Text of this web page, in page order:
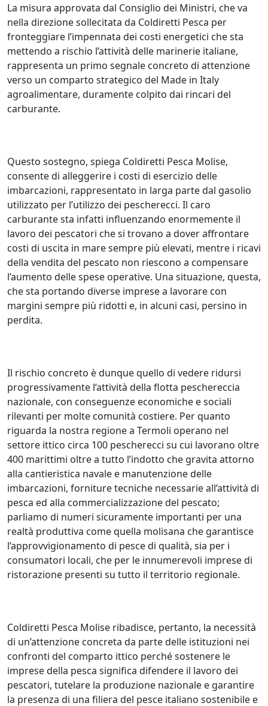
La misura approvata dal Consiglio dei Ministri, che va
nella direzione sollecitata da Coldiretti Pesca per
fronteggiare l’impennata dei costi energetici che sta
mettendo a rischio l’attività delle marinerie italiane,
rappresenta un primo segnale concreto di attenzione
verso un comparto strategico del Made in Italy
agroalimentare, duramente colpito dai rincari del
carburante.
Questo sostegno, spiega Coldiretti Pesca Molise,
consente di alleggerire i costi di esercizio delle
imbarcazioni, rappresentato in larga parte dal gasolio
utilizzato per l’utilizzo dei pescherecci. Il caro
carburante sta infatti influenzando enormemente il
lavoro dei pescatori che si trovano a dover affrontare
costi di uscita in mare sempre più elevati, mentre i ricavi
della vendita del pescato non riescono a compensare
l’aumento delle spese operative. Una situazione, questa,
che sta portando diverse imprese a lavorare con
margini sempre più ridotti e, in alcuni casi, persino in
perdita.
Il rischio concreto è dunque quello di vedere ridursi
progressivamente l’attività della flotta peschereccia
nazionale, con conseguenze economiche e sociali
rilevanti per molte comunità costiere. Per quanto
riguarda la nostra regione a Termoli operano nel
settore ittico circa 100 pescherecci su cui lavorano oltre
400 marittimi oltre a tutto l’indotto che gravita attorno
alla cantieristica navale e manutenzione delle
imbarcazioni, forniture tecniche necessarie all’attività di
pesca ed alla commercializzazione del pescato;
parliamo di numeri sicuramente importanti per una
realtà produttiva come quella molisana che garantisce
l’approvvigionamento di pesce di qualità, sia per i
consumatori locali, che per le innumerevoli imprese di
ristorazione presenti su tutto il territorio regionale.
Coldiretti Pesca Molise ribadisce, pertanto, la necessità
di un’attenzione concreta da parte delle istituzioni nei
confronti del comparto ittico perché sostenere le
imprese della pesca significa difendere il lavoro dei
pescatori, tutelare la produzione nazionale e garantire
la presenza di una filiera del pesce italiano sostenibile e